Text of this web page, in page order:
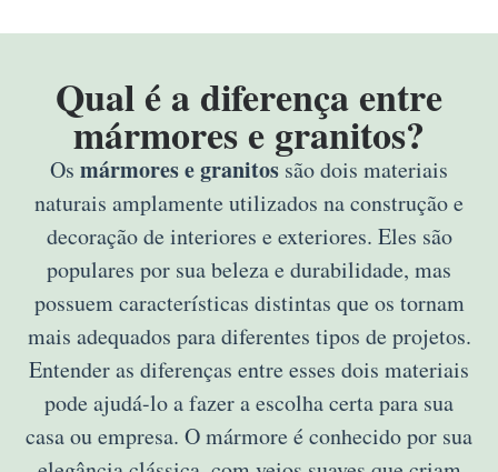
Qual é a diferença entre
mármores e granitos?
Os mármores e granitos são dois materiais
naturais amplamente utilizados na construção e
decoração de interiores e exteriores. Eles são
populares por sua beleza e durabilidade, mas
possuem características distintas que os tornam
mais adequados para diferentes tipos de projetos.
Entender as diferenças entre esses dois materiais
pode ajudá-lo a fazer a escolha certa para sua
casa ou empresa. O mármore é conhecido por sua